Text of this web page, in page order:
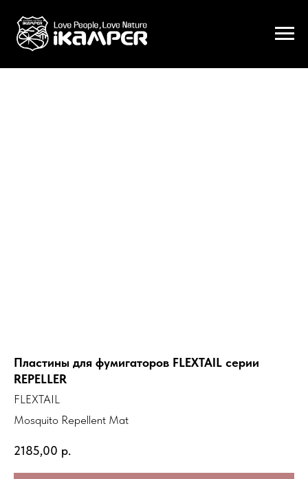
Пластины для фумигаторов FLEXTAIL серии
REPELLER
FLEXTAIL
Mosquito Repellent Mat
2185,00 р.